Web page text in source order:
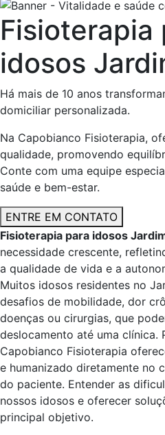
Fisioterapia
idosos
Há mais de 10 anos
domiciliar personalizada.
Na Capobianco Fisioterapia,
qualidade, promovendo
Conte com uma equipe
saúde e bem-estar.
ENTRE EM CONTATO
Fisioterapia para idosos
necessidade crescente,
a qualidade de vida e a
Muitos idosos residentes no
desafios de mobilidade, dor
doenças ou cirurgias, que
deslocamento até uma clínica.
Capobianco Fisioterapia
e humanizado diretamente no
do paciente. Entender as
nossos idosos e oferecer
principal objetivo.